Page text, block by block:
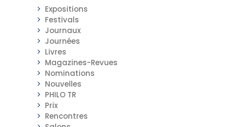
Expositions
Festivals
Journaux
Journées
Livres
Magazines-Revues
Nominations
Nouvelles
PHILO TR
Prix
Rencontres